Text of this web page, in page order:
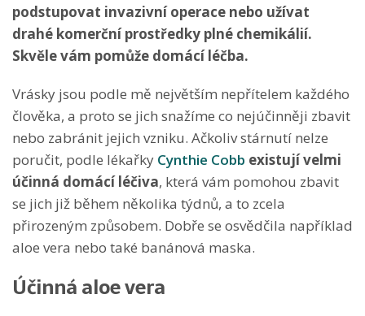
podstupovat invazivní operace nebo užívat
drahé komerční prostředky plné chemikálií.
Skvěle vám pomůže domácí léčba.
Vrásky jsou podle mě největším nepřítelem každého
člověka, a proto se jich snažíme co nejúčinněji zbavit
nebo zabránit jejich vzniku. Ačkoliv stárnutí nelze
poručit, podle lékařky Cynthie Cobb existují velmi
účinná domácí léčiva, která vám pomohou zbavit
se jich již během několika týdnů, a to zcela
přirozeným způsobem. Dobře se osvědčila například
aloe vera nebo také banánová maska.
Účinná aloe vera